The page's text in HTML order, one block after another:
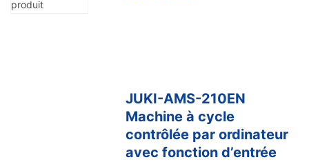
JUKI-AMS-210EN
Machine à cycle
contrôlée par ordinateur
avec fonction d’entrée